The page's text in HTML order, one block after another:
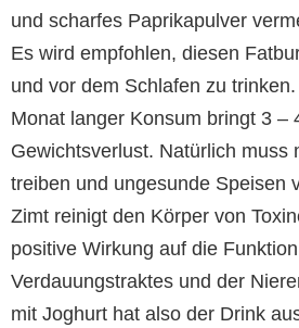
und scharfes Paprikapulver
Es wird empfohlen, diesen
und vor dem Schlafen zu
Monat langer Konsum bringt 3 –
Gewichtsverlust. Natürlich muss
treiben und ungesunde Speisen
Zimt reinigt den Körper von
positive Wirkung auf die
Verdauungstraktes und der
mit Joghurt hat also der Drink